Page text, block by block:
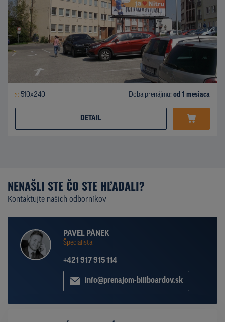
510x240 Doba prenájmu: od 1 mesiaca
DETAIL
NENAŠLI STE ČO STE HĽADALI?
Kontaktujte našich odborníkov
PAVEL PÁNEK
Špecialista
+421 917 915 114
info@prenajom-billboardov.sk